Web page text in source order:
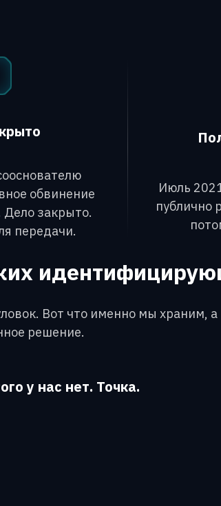
обвинение
закрыто.
передачи.
Июль
публично
Вот что именно мы храним,
решение.
у нас нет. Точка.